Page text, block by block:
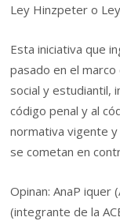
Ley Hinzpeter o
Esta iniciativa que
pasado en el
social y estudiantil,
código penal y al
normativa vigente
se cometan en
Opinan: AnaP iquer
(integrante de la